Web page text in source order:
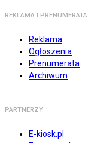
REKLAMA I PRENUMERATA
Reklama
Ogłoszenia
Prenumerata
Archiwum
PARTNERZY
E-kiosk.pl